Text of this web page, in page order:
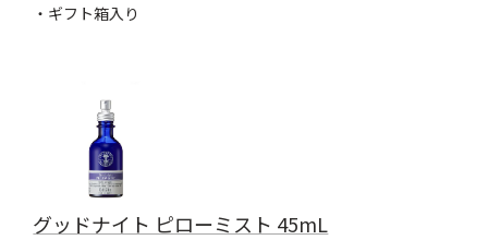
・ギフト箱入り
グッドナイト ピローミスト 45mL